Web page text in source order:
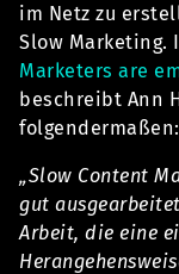
im Netz zu
Slow Marketing.
Marketers are
beschreibt Ann
folgendermaßen:
„Slow Content
gut
Arbeit, die eine